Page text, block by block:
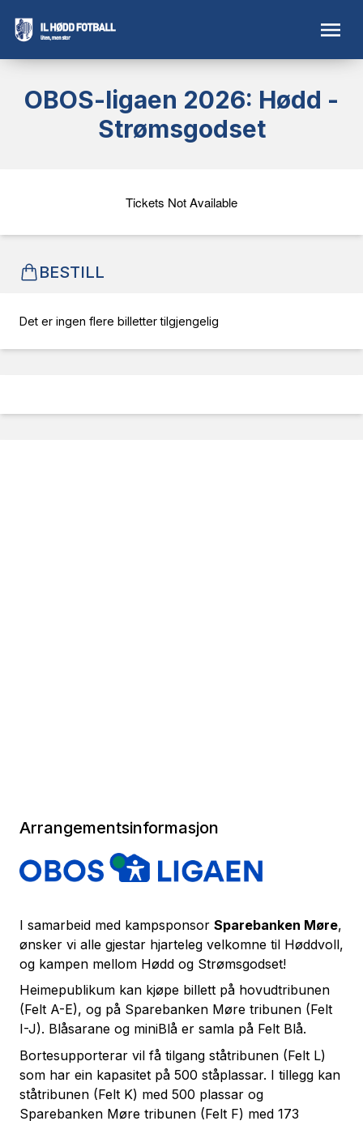
OBOS-ligaen 2026: Hødd -
Strømsgodset
Tickets Not Available
BESTILL
Det er ingen flere billetter tilgjengelig
Arrangementsinformasjon
I samarbeid med kampsponsor Sparebanken Møre,
ønsker vi alle gjestar hjarteleg velkomne til Høddvoll,
og kampen mellom Hødd og Strømsgodset!
Heimepublikum kan kjøpe billett på hovudtribunen
(Felt A-E), og på Sparebanken Møre tribunen (Felt
I-J). Blåsarane og miniBlå er samla på Felt Blå.
Bortesupporterar vil få tilgang ståtribunen (Felt L)
som har ein kapasitet på 500 ståplassar. I tillegg kan
ståtribunen (Felt K) med 500 plassar og
Sparebanken Møre tribunen (Felt F) med 173